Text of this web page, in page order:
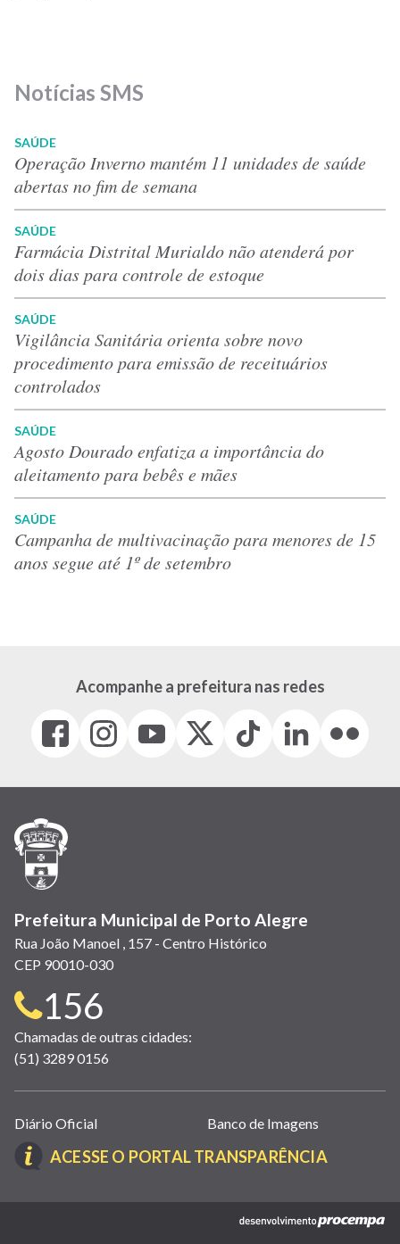
Notícias SMS
SAÚDE
Operação Inverno mantém 11 unidades de saúde
abertas no fim de semana
SAÚDE
Farmácia Distrital Murialdo não atenderá por
dois dias para controle de estoque
SAÚDE
Vigilância Sanitária orienta sobre novo
procedimento para emissão de receituários
controlados
SAÚDE
Agosto Dourado enfatiza a importância do
aleitamento para bebês e mães
SAÚDE
Campanha de multivacinação para menores de 15
anos segue até 1º de setembro
Acompanhe a prefeitura nas redes
Facebook
(link
em
janela)
Instagram
(link
em
(link
em
(Antigo
(link
Tiktok
(link
em
LinkedIn
(link
em
(link
em
Prefeitura Municipal de Porto Alegre
Rua João Manoel , 157 - Centro Histórico
CEP 90010-030
Telefone
para
contato:
156
Chamadas de outras cidades:
(51) 3289 0156
Links
úteis
(abrem
nova
Diário Oficial Banco de Imagens
ACESSE O PORTAL TRANSPARÊNCIA(LINK
EM
NOVA